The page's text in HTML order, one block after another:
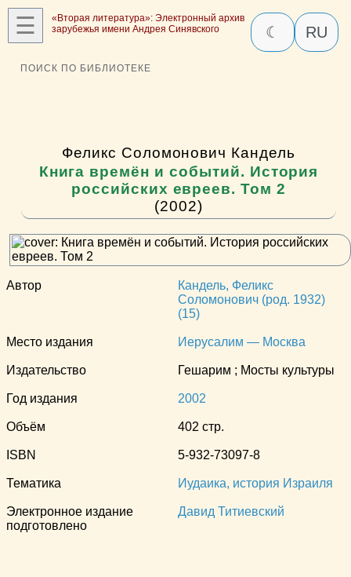
☰
«Вторая литература»: Электронный архив
зарубежья имени Андрея Синявского
☾ RU
ПОИСК ПО БИБЛИОТЕКЕ
Феликс Соломонович Кандель
Книга времён и событий. История
российских евреев. Том 2
(2002)
Автор
Кандель, Феликс
Соломонович (род. 1932)
(15)
Место издания Иерусалим — Москва
Издательство Гешарим ; Мосты культуры
Год издания 2002
Объём 402 стр.
ISBN 5-932-73097-8
Тематика Иудаика, история Израиля
Электронное издание
подготовлено
Давид Титиевский